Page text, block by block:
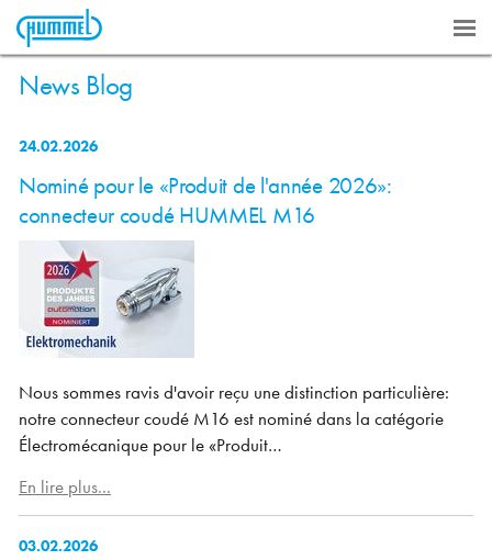
News Blog
24.02.2026
Nominé pour le «Produit de l'année 2026»:
connecteur coudé HUMMEL M16
Nous sommes ravis d'avoir reçu une distinction particulière:
notre connecteur coudé M16 est nominé dans la catégorie
Électromécanique pour le «Produit…
En lire plus...
03.02.2026